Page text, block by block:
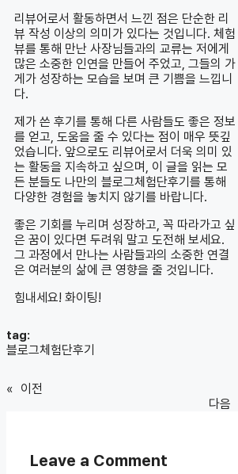
리뷰어로서 활동하면서 느낀 점은 단순한 리
뷰 작성 이상의 의미가 있다는 것입니다. 체험
뷰를 통해 만난 사장님들과의 교류는 저에게
많은 소중한 인연을 만들어 주었고, 그들의 가
게가 성장하는 모습을 보며 큰 기쁨을 느낍니
다.
제가 쓴 후기를 통해 다른 사람들도 좋은 정보
를 얻고, 도움을 줄 수 있다는 점이 매우 뜻깊
었습니다. 앞으로도 리뷰어로서 더욱 의미 있
는 활동을 지속하고 싶으며, 이 글을 읽는 모
든 분들도 나만의 블로그체험단후기를 통해
다양한 경험을 놓치지 않기를 바랍니다.
좋은 기회를 누리며 성장하고, 꼭 따라가고 싶
은 꿈이 있다면 두려워 말고 도전해 보세요.
그 과정에서 만나는 사람들과의 소중한 연결
은 여러분의 삶에 큰 영향을 줄 것입니다.
힘내세요! 화이팅!
tag:
블로그체험단후기
« 이전
다음
Leave a Comment